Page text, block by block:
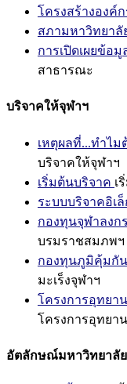
โครงสร้างองค์ก
สภามหาวิทยาลั
การเปิดเผยข้อ
สาธารณะ
บริจาคให้จุฬาฯ
เหตุผลที่...ทำไม
บริจาคให้จุฬาฯ
เริ่มต้นบริจาค เ
ระบบบริจาคอิเ
กองทุนจุฬาลง
บรมราชสมภพฯ
กองทุนภูมิคุ้มกัน
มะเร็งจุฬาฯ
โครงการอุทยา
โครงการอุทยา
อัตลักษณ์มหาวิทยาลัย